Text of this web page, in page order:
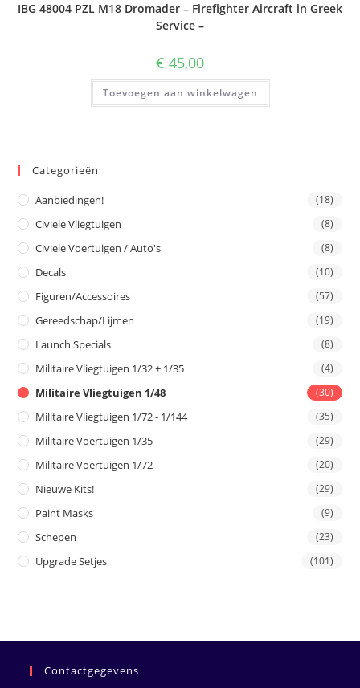
IBG 48004 PZL M18 Dromader – Firefighter Aircraft in Greek
Service –
€ 45,00
Toevoegen aan winkelwagen
Categorieën
Aanbiedingen! (18)
Civiele Vliegtuigen (8)
Civiele Voertuigen / Auto's (8)
Decals (10)
Figuren/Accessoires (57)
Gereedschap/Lijmen (19)
Launch Specials (8)
Militaire Vliegtuigen 1/32 + 1/35 (4)
Militaire Vliegtuigen 1/48 (30)
Militaire Vliegtuigen 1/72 - 1/144 (35)
Militaire Voertuigen 1/35 (29)
Militaire Voertuigen 1/72 (20)
Nieuwe Kits! (29)
Paint Masks (9)
Schepen (23)
Upgrade Setjes (101)
Contactgegevens